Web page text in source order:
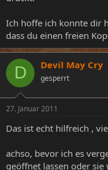
Ich hoffe ich konnte dir
dass du einen freien
D Devil May Cry
gesperrt
27. Januar 2011
Das ist echt hilfreich ,
achso, bevor ich es
geöffnet lassen oder